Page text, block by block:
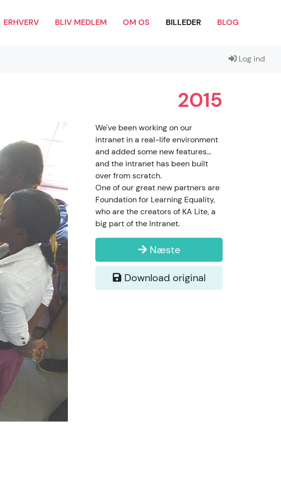
ERHVERV BLIV MEDLEM OM OS BILLEDER BLOG
Log ind
2015
We've been working on our
intranet in a real-life environment
and added some new features...
and the intranet has been built
over from scratch.
One of our great new partners are
Foundation for Learning Equality,
who are the creators of KA Lite, a
big part of the Intranet.
Næste
Download original